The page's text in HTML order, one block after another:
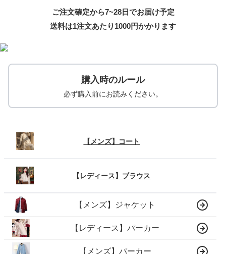
ご注文確定から7~28日でお届け予定
送料は1注文あたり 1000円かかります
購入時のルール
必ず購入前にお読みください。
【メンズ】コート
【レディース】ブラウス
【メンズ】ジャケット
【レディース】パーカー
【メンズ】パーカー